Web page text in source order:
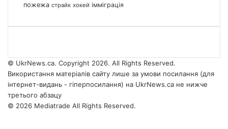
пожежа страйк хокей імміграція
© UkrNews.ca. Copyright 2026. All Rights Reserved.
Використання матеріалів сайту лише за умови посилання (для
інтернет-видань - гіперпосилання) на UkrNews.ca не нижче
третього абзацу
© 2026 Mediatrade All Rights Reserved.